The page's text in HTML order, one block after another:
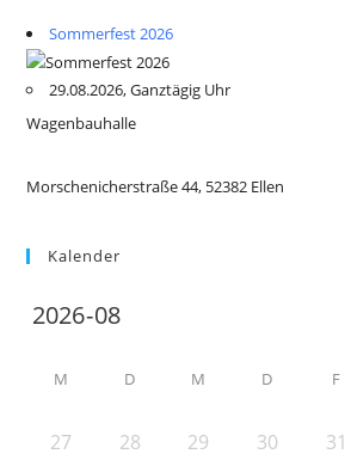
Sommerfest 2026
29.08.2026, Ganztägig Uhr
Wagenbauhalle
Morschenicherstraße 44, 52382 Ellen
Kalender
M D M D F
27 28 29 30 31